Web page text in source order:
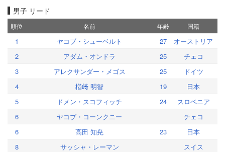
男子 リード
順位 名前 年齢 国籍
1 ヤコブ・シューベルト 27
オーストリア
2
アダム・オンドラ 25
チェコ
3
アレクサンダー・メゴス 25
ドイツ
4
楢﨑 明智 19
日本
5
ドメン・スコフィッチ 24
スロベニア
6
ヤコブ・コーンクニー
チェコ
6
高田 知尭 23
日本
8
サッシャ・レーマン
スイス